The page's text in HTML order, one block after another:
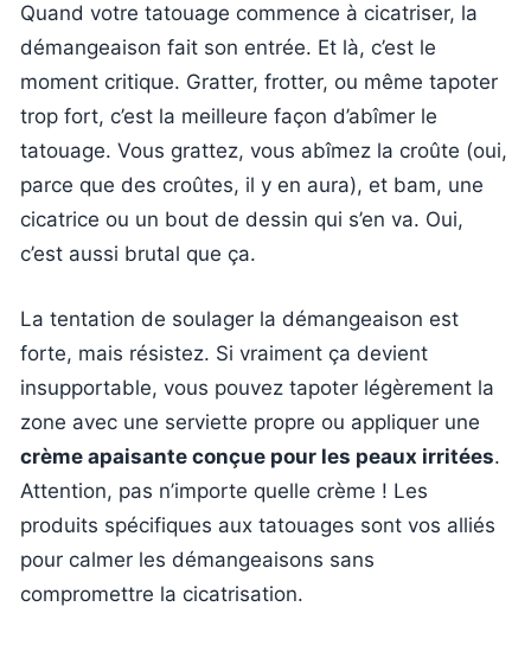
Quand votre tatouage commence à cicatriser, la
démangeaison fait son entrée. Et là, c’est le
moment critique. Gratter, frotter, ou même tapoter
trop fort, c’est la meilleure façon d’abîmer le
tatouage. Vous grattez, vous abîmez la croûte (oui,
parce que des croûtes, il y en aura), et bam, une
cicatrice ou un bout de dessin qui s’en va. Oui,
c’est aussi brutal que ça.
La tentation de soulager la démangeaison est
forte, mais résistez. Si vraiment ça devient
insupportable, vous pouvez tapoter légèrement la
zone avec une serviette propre ou appliquer une
crème apaisante conçue pour les peaux irritées.
Attention, pas n’importe quelle crème ! Les
produits spécifiques aux tatouages sont vos alliés
pour calmer les démangeaisons sans
compromettre la cicatrisation.